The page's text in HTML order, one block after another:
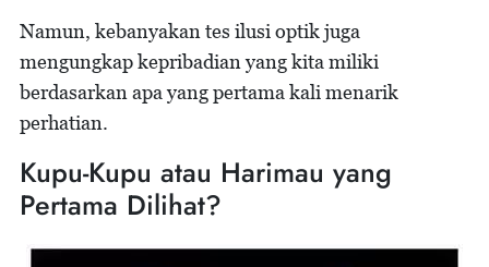
Namun, kebanyakan tes ilusi optik juga
mengungkap kepribadian yang kita miliki
berdasarkan apa yang pertama kali menarik
perhatian.
Kupu-Kupu atau Harimau yang
Pertama Dilihat?